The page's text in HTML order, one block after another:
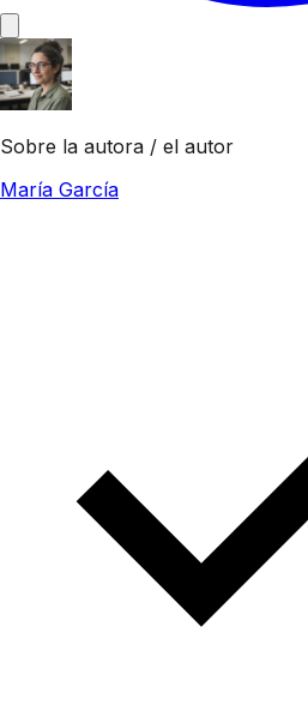
Sobre la autora / el autor
María García